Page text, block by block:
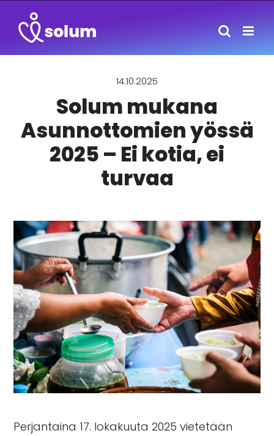
content
14.10.2025
Solum mukana
Asunnottomien yössä
2025 – Ei kotia, ei
turvaa
Perjantaina 17. lokakuuta 2025 vietetään